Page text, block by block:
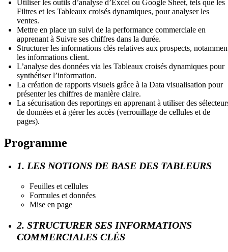
Utiliser les outils d’analyse d’Excel ou Google Sheet, tels que les
Filtres et les Tableaux croisés dynamiques, pour analyser les
ventes.
Mettre en place un suivi de la performance commerciale en
apprenant à Suivre ses chiffres dans la durée.
Structurer les informations clés relatives aux prospects,
les informations client.
L’analyse des données via les Tableaux croisés dynamiques pour
synthétiser l’information.
La création de rapports visuels grâce à la Data visualisation pour
présenter les chiffres de manière claire.
La sécurisation des reportings en apprenant à utiliser des
de données et à gérer les accès (verrouillage de cellules et de
pages).
Programme
1. LES NOTIONS DE BASE DES TABLEURS
Feuilles et cellules
Formules et données
Mise en page
2. STRUCTURER SES INFORMATIONS
COMMERCIALES CLÉS